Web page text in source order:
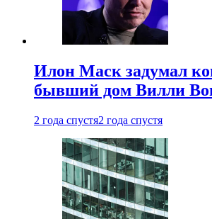
Илон Маск задумал
бывший дом Вилли
2 года спустя2 года спустя